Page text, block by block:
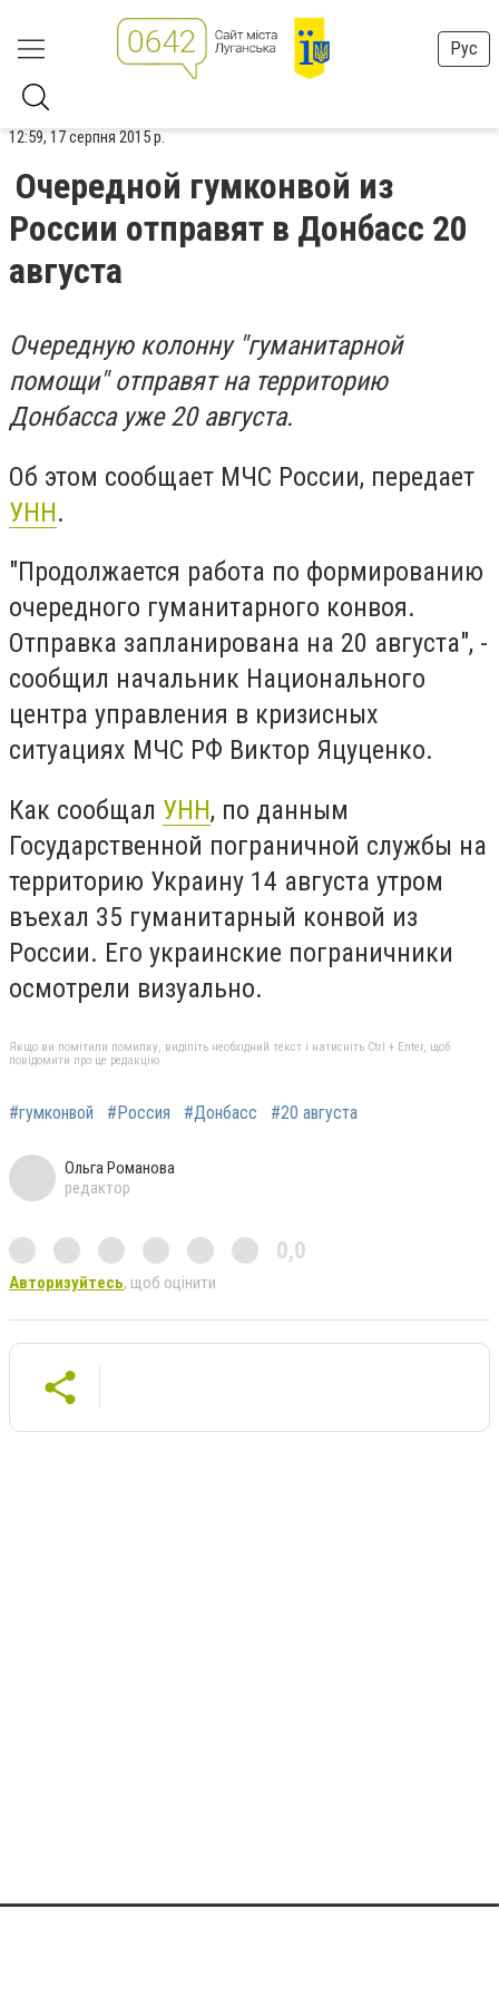
Рус
12:59, 17 серпня 2015 р.
Очередной гумконвой из
России отправят в Донбасс 20
августа
Очередную колонну "гуманитарной
помощи" отправят на территорию
Донбасса уже 20 августа.
Об этом сообщает МЧС России, передает
УНН.
"Продолжается работа по формированию
очередного гуманитарного конвоя.
Отправка запланирована на 20 августа", -
сообщил начальник Национального
центра управления в кризисных
ситуациях МЧС РФ Виктор Яцуценко.
Как сообщал УНН, по данным
Государственной пограничной службы на
территорию Украину 14 августа утром
въехал 35 гуманитарный конвой из
России. Его украинские пограничники
осмотрели визуально.
Якщо ви помітили помилку, виділіть необхідний текст і натисніть Ctrl + Enter, щоб
повідомити про це редакцію
#гумконвой #Россия #Донбасс #20 августа
Ольга Романова
редактор
0,0
Авторизуйтесь, щоб оцінити